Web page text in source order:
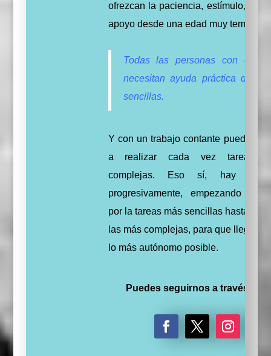
ofrezcan la paciencia, estímulo,
apoyo desde una edad muy
Todas las personas con
necesitan ayuda práctica de
sencillas.
Y con un trabajo contante pueden
a realizar cada vez tareas
complejas. Eso sí, hay
progresivamente, empezando
por la tareas más sencillas hasta
las más complejas, para que llegue a
lo más autónomo posible.
Puedes seguirnos a través de: